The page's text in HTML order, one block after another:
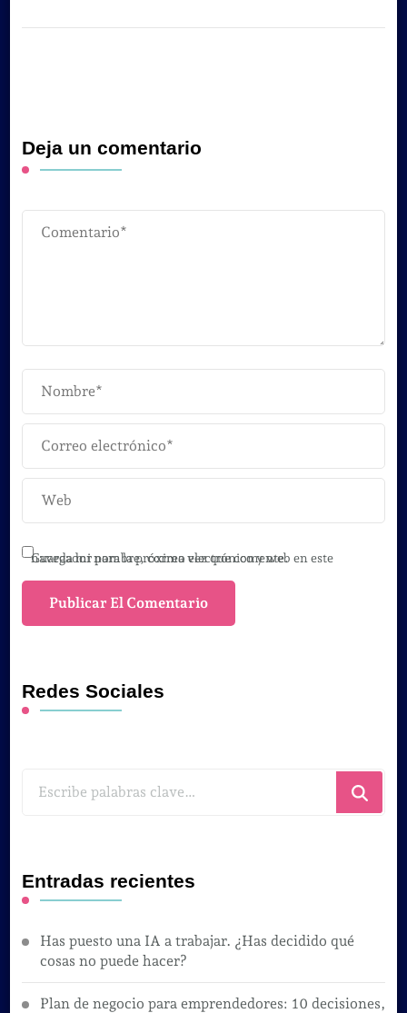
Deja un comentario
Guarda mi nombre, correo electrónico y web en este navegador para la próxima vez que comente.
Redes Sociales
Entradas recientes
Has puesto una IA a trabajar. ¿Has decidido qué
cosas no puede hacer?
Plan de negocio para emprendedores: 10 decisiones,